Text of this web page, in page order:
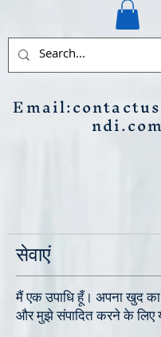
Email:
सेवाएं
मैं एक उपाधि हूँ। अपना खुद
और मुझे संपादित करने के लिए